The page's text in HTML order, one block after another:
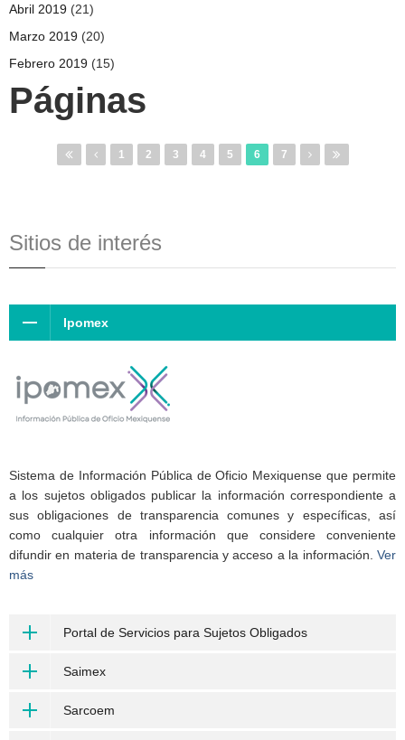
Abril 2019 (21)
Marzo 2019 (20)
Febrero 2019 (15)
Páginas
1 2 3 4 5 6 7
Sitios de interés
Ipomex
Sistema de Información Pública de Oficio Mexiquense que permite
a los sujetos obligados publicar la información correspondiente a
sus obligaciones de transparencia comunes y específicas, así
como cualquier otra información que considere conveniente
difundir en materia de transparencia y acceso a la información. Ver
más
Portal de Servicios para Sujetos Obligados
Saimex
Sarcoem